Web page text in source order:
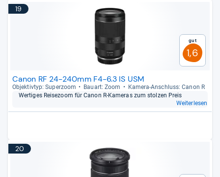
19
Gut
1,6
Canon RF 24-240mm F4-6.3 IS USM
Objek­tiv­typ: Super­zoom Bau­art: Zoom
Kamera-​Anschluss: Canon R
Wer­ti­ges Rei­se­zoom für Canon R-​Kame­ras zum stol­zen Preis
Weiterlesen
20